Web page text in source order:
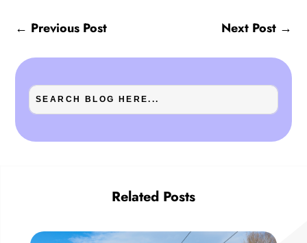
← Previous Post Next Post→
Related Posts